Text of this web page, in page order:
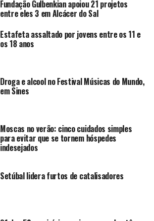
Fundação Gulbenkian apoiou 21 projetos
entre eles 3 em Alcácer do Sal
Estafeta assaltado por jovens entre os 11 e
os 18 anos
Droga e alcool no Festival Músicas do Mundo,
em Sines
Moscas no verão: cinco cuidados simples
para evitar que se tornem hóspedes
indesejados
Setúbal lidera furtos de catalisadores